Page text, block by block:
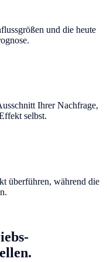
und die heute
Ihrer Nachfrage,
selbst.
überführen, während die